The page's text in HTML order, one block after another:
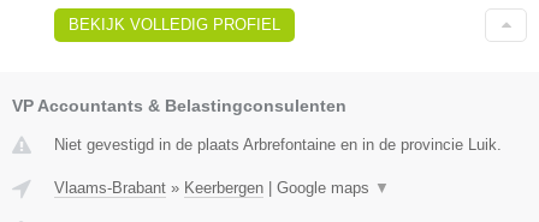
BEKIJK VOLLEDIG PROFIEL
VP Accountants & Belastingconsulenten
Niet gevestigd in de plaats Arbrefontaine en in de provincie Luik.
Vlaams-Brabant » Keerbergen Google maps ▼